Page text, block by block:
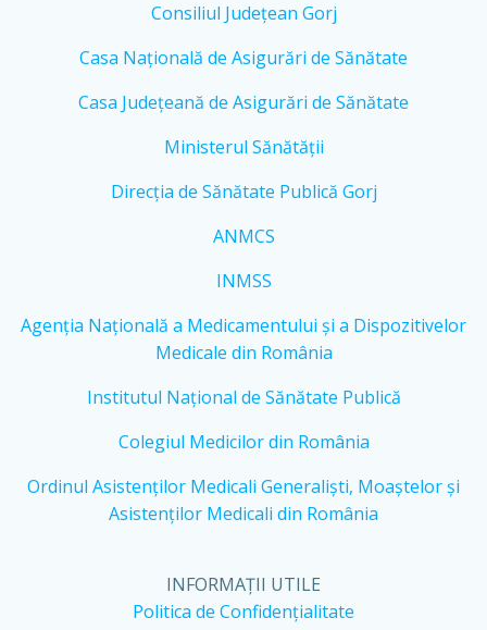
Consiliul Județean Gorj
Casa Națională de Asigurări de Sănătate
Casa Județeană de Asigurări de Sănătate
Ministerul Sănătății
Direcția de Sănătate Publică Gorj
ANMCS
INMSS
Agenția Națională a Medicamentului și a Dispozitivelor
Medicale din România
Institutul Național de Sănătate Publică
Colegiul Medicilor din România
Ordinul Asistenților Medicali Generaliști, Moaștelor și
Asistenților Medicali din România
INFORMAȚII UTILE
Politica de Confidențialitate